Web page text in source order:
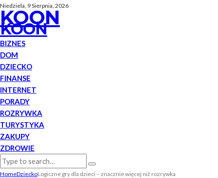
Niedziela, 9 Sierpnia, 2026
KOON
KOON
BIZNES
DOM
DZIECKO
FINANSE
INTERNET
PORADY
ROZRYWKA
TURYSTYKA
ZAKUPY
ZDROWIE
HomeDzieckoLogiczne gry dla dzieci – znacznie więcej niż rozrywka